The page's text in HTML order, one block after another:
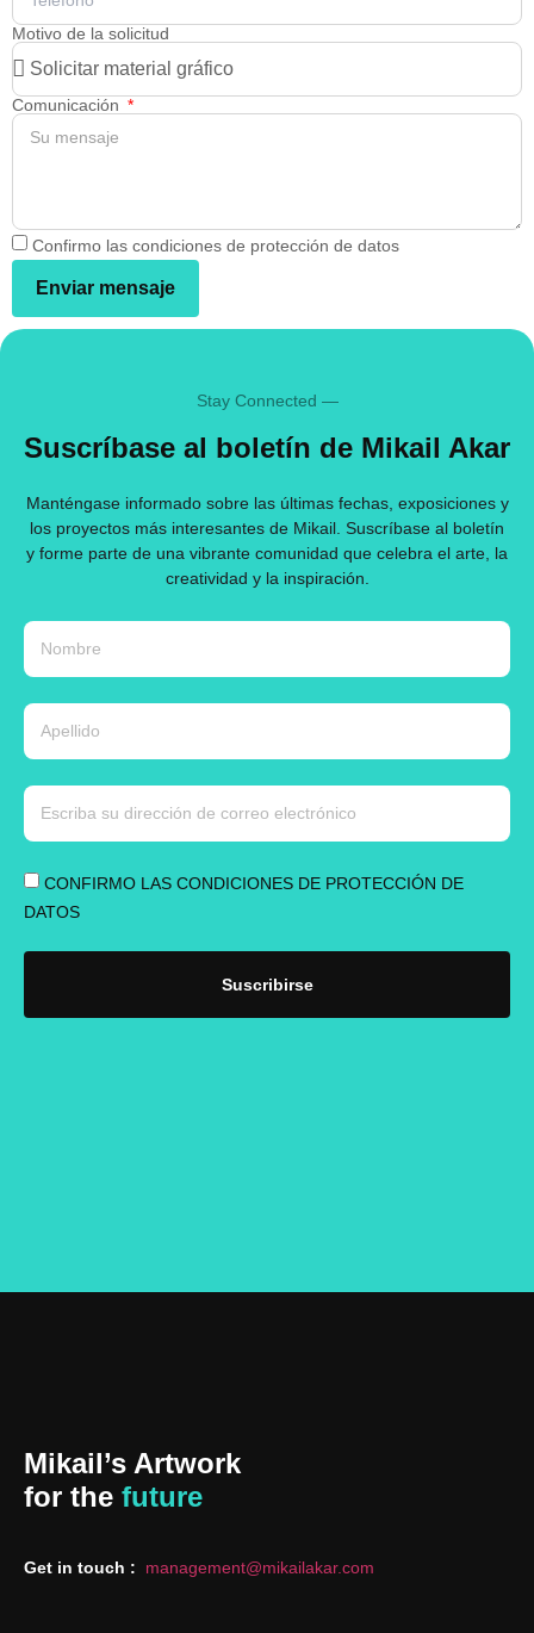
Motivo de la solicitud
Comunicación
Confirmo las condiciones de protección de datos
Enviar mensaje
Stay Connected —
Suscríbase al boletín de Mikail Akar
Manténgase informado sobre las últimas fechas, exposiciones y
los proyectos más interesantes de Mikail. Suscríbase al boletín
y forme parte de una vibrante comunidad que celebra el arte, la
creatividad y la inspiración.
CONFIRMO LAS CONDICIONES DE PROTECCIÓN DE
DATOS
Suscribirse
Mikail’s Artwork
for the future
Get in touch : management@mikailakar.com